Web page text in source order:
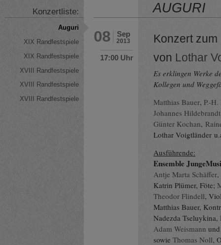
AUGURI
Sep
2013
08
17:00 Uhr
Konzert
von Lothar
Es erklingen Werke
Kollegen und
Matthias Bauer,P.-
Johannes Hildebrandt
Günter Kochan,
Lothar Voigtländer
Ausführende:
Ensemble
Antje Marta Schäffer,
Katrin Plümer, Föte;
Theodor Flindell,
Matthias Bauer,
Nadezda Tseluykina,
Adam Weismann
sowieThomas Noll,
Konzertliste:
Auguri
XIX Randfestspiele
XIX Randfestspiele
XVIII Randfestspiele
XVIII Randfestspiele
XVIII Randfestspiele